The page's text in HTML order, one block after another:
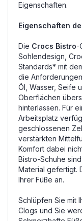
Eigenschaften.
Eigenschaften
Die Crocs Bistro-
Sohlendesign,
Standards* mit
die
Öl, Wasser, Seife
Oberflächen
hinterlassen. Für
Arbeitsplatz
geschlossenen
verstärkten
Komfort dabei
Bistro-Schuhe
Material gefertigt.
Ihrer Füße an.
Schlüpfen Sie mit
Clogs und Sie